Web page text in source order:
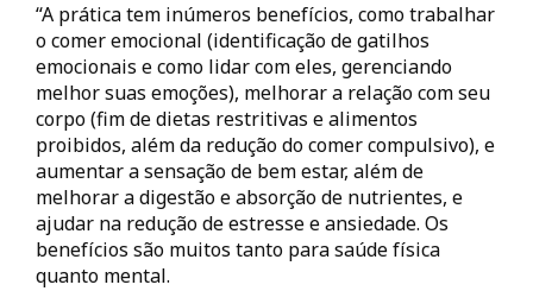
“A prática tem inúmeros benefícios, como trabalhar
o comer emocional (identificação de gatilhos
emocionais e como lidar com eles, gerenciando
melhor suas emoções), melhorar a relação com seu
corpo (fim de dietas restritivas e alimentos
proibidos, além da redução do comer compulsivo), e
aumentar a sensação de bem estar, além de
melhorar a digestão e absorção de nutrientes, e
ajudar na redução de estresse e ansiedade. Os
benefícios são muitos tanto para saúde física
quanto mental.